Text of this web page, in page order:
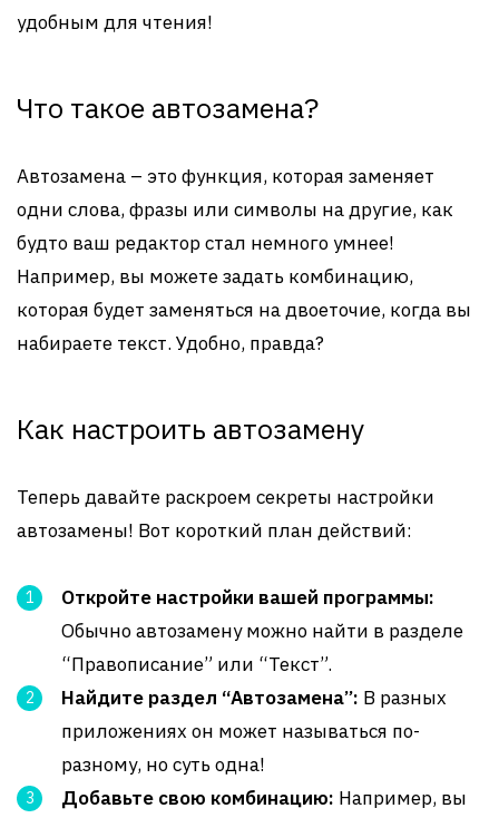
удобным для чтения!
Что такое автозамена?
Автозамена – это функция, которая заменяет
одни слова, фразы или символы на другие, как
будто ваш редактор стал немного умнее!
Например, вы можете задать комбинацию,
которая будет заменяться на двоеточие, когда вы
набираете текст. Удобно, правда?
Как настроить автозамену
Теперь давайте раскроем секреты настройки
автозамены! Вот короткий план действий:
Откройте настройки вашей программы:
Обычно автозамену можно найти в разделе
“Правописание” или “Текст”.
Найдите раздел “Автозамена”: В разных
приложениях он может называться по-
разному, но суть одна!
Добавьте свою комбинацию: Например, вы